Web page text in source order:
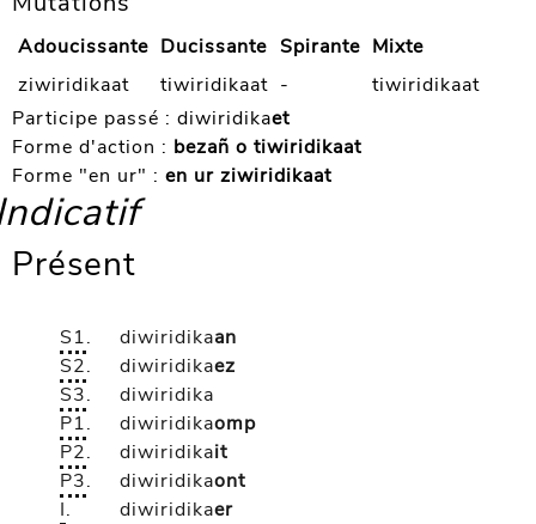
Adoucissante Ducissante Spirante Mixte
ziwiridikaat
tiwiridikaat -
tiwiridikaat
Participe passé : diwiridikaet
Forme d'action : bezañ o tiwiridikaat
Forme "en ur" : en ur ziwiridikaat
Présent
S1. diwiridikaan
S2. diwiridikaez
S3.
diwiridika
P1. diwiridikaomp
P2. diwiridikait
P3. diwiridikaont
I. diwiridikaer